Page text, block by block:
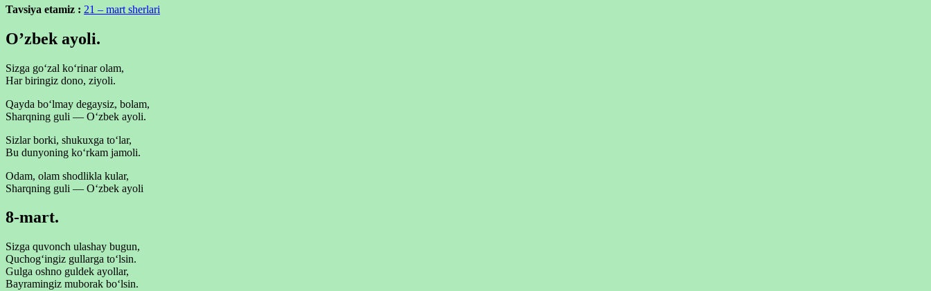
Tavsiya etamiz : 21 – mart sherlari
O’zbek ayoli.
Sizga go‘zal ko‘rinar olam,
Har biringiz dono, ziyoli.
Qayda bo‘lmay degaysiz, bolam,
Sharqning guli — O‘zbek ayoli.
Sizlar borki, shukuxga to‘lar,
Bu dunyoning ko‘rkam jamoli.
Odam, olam shodlikla kular,
Sharqning guli — O‘zbek ayoli
8-mart.
Sizga quvonch ulashay bugun,
Quchog‘ingiz gullarga to‘lsin.
Gulga oshno guldek ayollar,
Bayramingiz muborak bo‘lsin.